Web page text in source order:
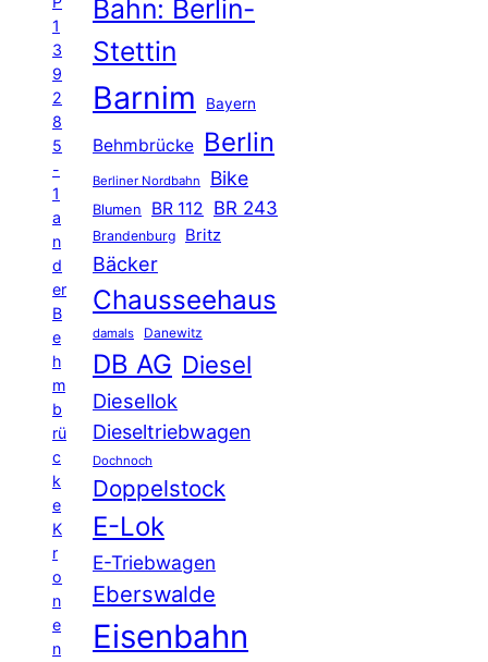
1
3
9
2
8
5
-
1
a
n
d
er
B
e
h
m
b
rü
c
k
e
K
r
o
n
e
n
Bahn: Berlin-
Stettin
Barnim Bayern
Behmbrücke Berlin
Berliner Nordbahn Bike
Blumen BR 112 BR 243
Brandenburg Britz
Bäcker
Chausseehaus
damals Danewitz
DB AG Diesel
Diesellok
Dieseltriebwagen
Dochnoch
Doppelstock
E-Lok
E-Triebwagen
Eberswalde
Eisenbahn